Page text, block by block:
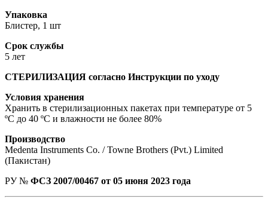
Упаковка
Блистер, 1 шт
Срок службы
5 лет
СТЕРИЛИЗАЦИЯ согласно Инструкции по уходу
Условия хранения
Хранить в стерилизационных пакетах при температуре от 5
ºС до 40 ºС и влажности не более 80%
Производство
Medenta Instruments Co. / Towne Brothers (Pvt.) Limited
(Пакистан)
РУ № ФСЗ 2007/00467 от 05 июня 2023 года